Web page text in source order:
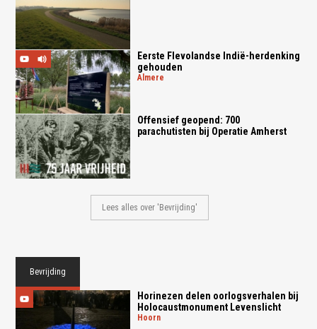
Eerste Flevolandse Indië-herdenking
gehouden
almere
Offensief geopend: 700
parachutisten bij Operatie Amherst
Lees alles over 'Bevrijding'
Bevrijding
Horinezen delen oorlogsverhalen bij
Holocaustmonument Levenslicht
hoorn